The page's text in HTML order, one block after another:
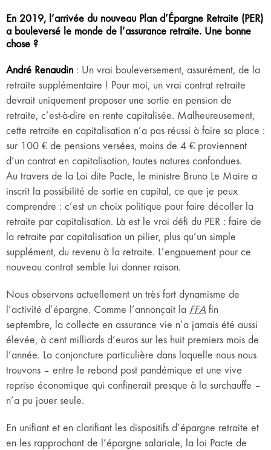
En 2019, l’arrivée du nouveau Plan d’Épargne Retraite (PER)
a bouleversé le monde de l’assurance retraite. Une bonne
chose ?
André Renaudin : Un vrai bouleversement, assurément, de la
retraite supplémentaire ! Pour moi, un vrai contrat retraite
devrait uniquement proposer une sortie en pension de
retraite, c’est-à-dire en rente capitalisée. Malheureusement,
cette retraite en capitalisation n’a pas réussi à faire sa place :
sur 100 € de pensions versées, moins de 4 € proviennent
d’un contrat en capitalisation, toutes natures confondues.
Au travers de la Loi dite Pacte, le ministre Bruno Le Maire a
inscrit la possibilité de sortie en capital, ce que je peux
comprendre : c’est un choix politique pour faire décoller la
retraite par capitalisation. Là est le vrai défi du PER : faire de
la retraite par capitalisation un pilier, plus qu’un simple
supplément, du revenu à la retraite. L’engouement pour ce
nouveau contrat semble lui donner raison.
Nous observons actuellement un très fort dynamisme de
l’activité d’épargne. Comme l’annonçait la FFA fin
septembre, la collecte en assurance vie n’a jamais été aussi
élevée, à cent milliards d’euros sur les huit premiers mois de
l’année. La conjoncture particulière dans laquelle nous nous
trouvons – entre le rebond post pandémique et une vive
reprise économique qui confinerait presque à la surchauffe –
n’a pu jouer seule.
En unifiant et en clarifiant les dispositifs d’épargne retraite et
en les rapprochant de l’épargne salariale, la loi Pacte de